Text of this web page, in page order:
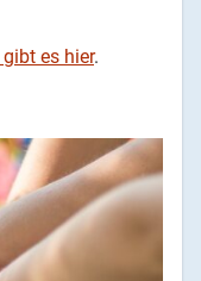
gibt es hier.